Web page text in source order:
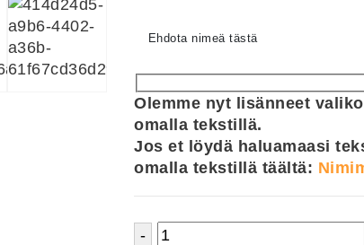
Ehdota nimeä tästä
Olemme nyt lisänneet
omalla tekstillä.
Jos et löydä haluamaasi
omalla tekstillä täältä:
-